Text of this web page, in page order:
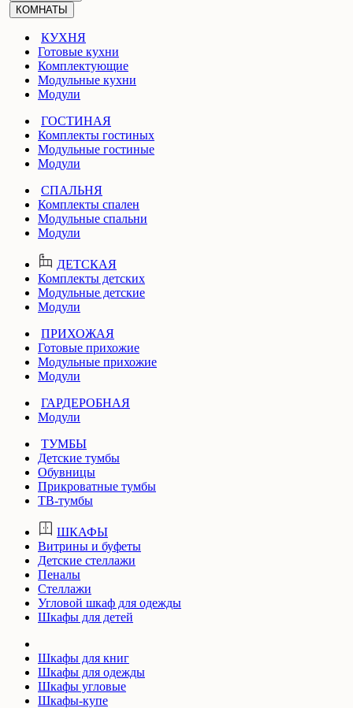
КОМНАТЫ
КУХНЯ
Готовые кухни
Комплектующие
Модульные кухни
Модули
ГОСТИНАЯ
Комплекты гостиных
Модульные гостиные
Модули
СПАЛЬНЯ
Комплекты спален
Модульные спальни
Модули
ДЕТСКАЯ
Комплекты детских
Модульные детские
Модули
ПРИХОЖАЯ
Готовые прихожие
Модульные прихожие
Модули
ГАРДЕРОБНАЯ
Модули
ТУМБЫ
Детские тумбы
Обувницы
Прикроватные тумбы
ТВ-тумбы
ШКАФЫ
Витрины и буфеты
Детские стеллажи
Пеналы
Стеллажи
Угловой шкаф для одежды
Шкафы для детей
Шкафы для книг
Шкафы для одежды
Шкафы угловые
Шкафы-купе